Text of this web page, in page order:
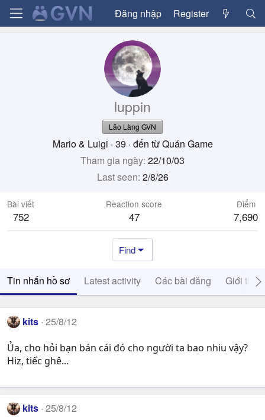
Đăng nhập Register
luppin
Lão Làng GVN
Mario & Luigi · 39 · đến từQuán Game
Tham gia ngày 22/10/03
Last seen 2/8/26
Bài viết
752
Reaction score
47
Điểm
7,690
Find
Tin nhắn hồ sơ Latest activity Các bài đăng Giới thiệu
kits 25/8/12
Ủa, cho hỏi bạn bán cái đó cho người ta bao nhiu vậy?
Hiz, tiếc ghê...
kits 25/8/12